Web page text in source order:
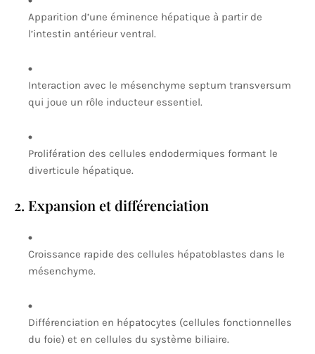
Apparition d’une éminence hépatique à partir de
l’intestin antérieur ventral.
Interaction avec le mésenchyme septum transversum
qui joue un rôle inducteur essentiel.
Prolifération des cellules endodermiques formant le
diverticule hépatique.
2. Expansion et différenciation
Croissance rapide des cellules hépatoblastes dans le
mésenchyme.
Différenciation en hépatocytes (cellules fonctionnelles
du foie) et en cellules du système biliaire.